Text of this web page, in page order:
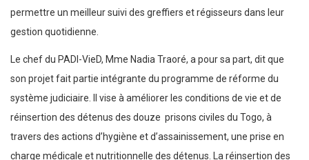
permettre un meilleur suivi des greffiers et régisseurs dans leur
gestion quotidienne.
Le chef du PADI-VieD, Mme Nadia Traoré, a pour sa part, dit que
son projet fait partie intégrante du programme de réforme du
système judiciaire. Il vise à améliorer les conditions de vie et de
réinsertion des détenus des douze prisons civiles du Togo, à
travers des actions d’hygiène et d’assainissement, une prise en
charge médicale et nutritionnelle des détenus. La réinsertion des